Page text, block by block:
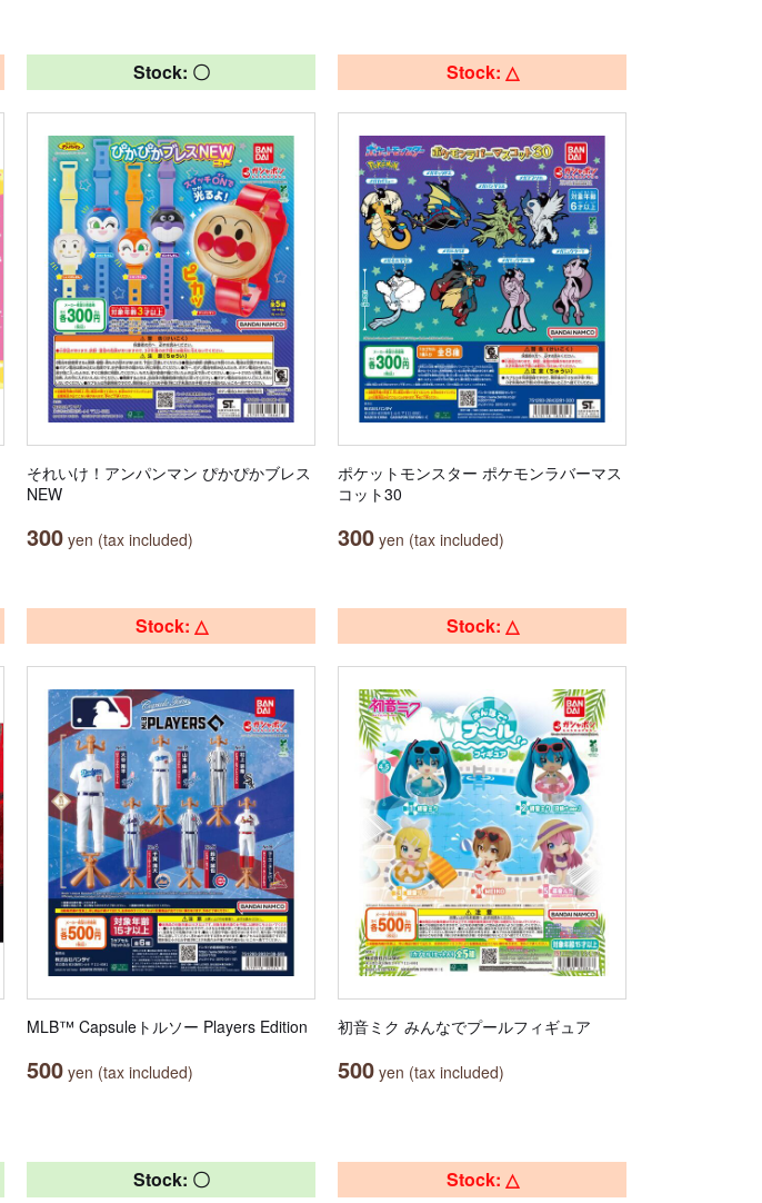
Stock: 〇
それいけ！アンパンマン ぴかぴかブレス
NEW
300 yen (tax included)
Stock: △
ポケットモンスター ポケモンラバーマス
コット30
300 yen (tax included)
Stock: △
MLB™ Capsuleトルソー Players Edition
500 yen (tax included)
Stock: △
初音ミク みんなでプールフィギュア
500 yen (tax included)
Stock: 〇 Stock: △